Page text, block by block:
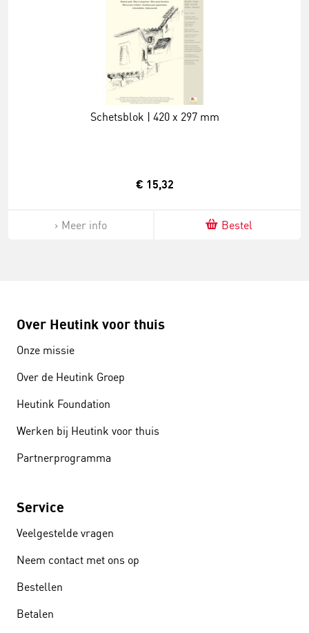
Schetsblok | 420 x 297 mm
€ 15,32
Meer info Bestel
Over Heutink voor thuis
Onze missie
Over de Heutink Groep
Heutink Foundation
Werken bij Heutink voor thuis
Partnerprogramma
Service
Veelgestelde vragen
Neem contact met ons op
Bestellen
Betalen